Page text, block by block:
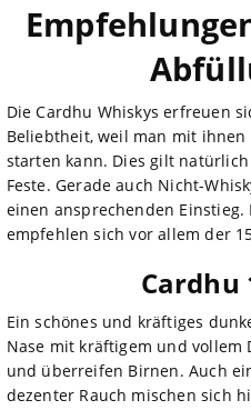
Die Cardhu Whiskys erfreuen
Beliebtheit, weil man mit
starten kann. Dies gilt
Feste. Gerade auch Nicht-
einen ansprechenden
empfehlen sich vor allem der
Cardhu
Ein schönes und kräftiges
Nase mit kräftigem und vollem
und überreifen Birnen. Auch
dezenter Rauch mischen sich